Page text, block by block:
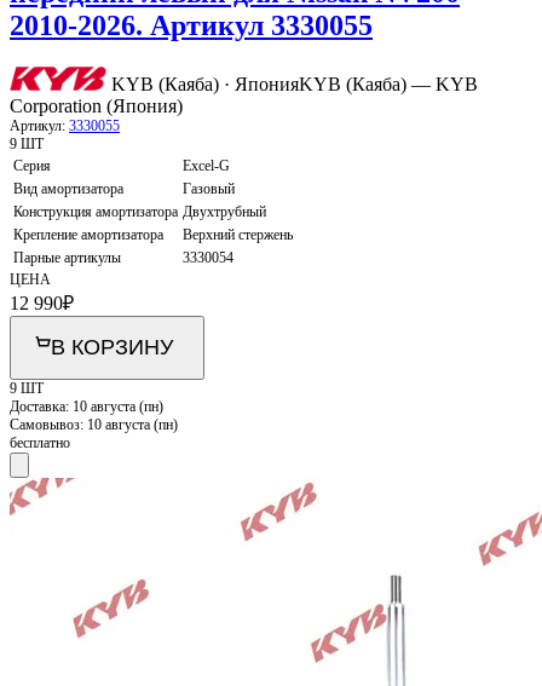
2010-2026. Артикул 3330055
KYB (Каяба) · ЯпонияKYB (Каяба) — KYB
Corporation (Япония)
Артикул: 3330055
9 ШТ
Серия
Excel-G
Вид амортизатора
Газовый
Конструкция амортизатора Двухтрубный
Крепление амортизатора
Верхний стержень
Парные артикулы
3330054
ЦЕНА
12 990₽
В КОРЗИНУ
9 ШТ
Доставка: 10 августа (пн)
Самовывоз: 10 августа (пн)
бесплатно